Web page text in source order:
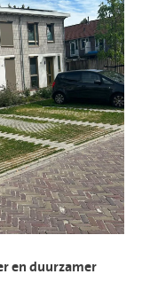
en duurzamer